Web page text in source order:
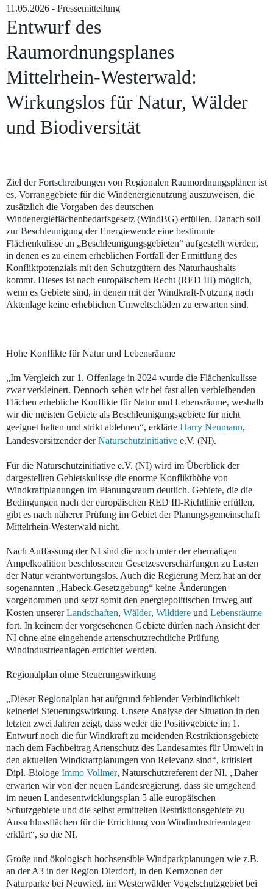
11.05.2026 - Pressemitteilung
Entwurf des
Raumordnungsplanes
Mittelrhein-Westerwald:
Wirkungslos für Natur, Wälder
und Biodiversität
Noch unzerschnittene und nicht zerstörte Wälder im Westerwald – Bild:
Ziel der Fortschreibungen von Regionalen Raumordnungsplänen ist
es, Vorranggebiete für die Windenergienutzung auszuweisen, die
zusätzlich die Vorgaben des deutschen
Windenergieflächenbedarfsgesetz (WindBG) erfüllen. Danach soll
zur Beschleunigung der Energiewende eine bestimmte
Flächenkulisse an „Beschleunigungsgebieten“ aufgestellt werden,
in denen es zu einem erheblichen Fortfall der Ermittlung des
Konfliktpotenzials mit den Schutzgütern des Naturhaushalts
kommt. Dieses ist nach europäischem Recht (RED III) möglich,
wenn es Gebiete sind, in denen mit der Windkraft-Nutzung nach
Aktenlage keine erheblichen Umweltschäden zu erwarten sind.
Hohe Konflikte für Natur und Lebensräume
„Im Vergleich zur 1. Offenlage in 2024 wurde die Flächenkulisse
zwar verkleinert. Dennoch sehen wir bei fast allen verbleibenden
Flächen erhebliche Konflikte für Natur und Lebensräume, weshalb
wir die meisten Gebiete als Beschleunigungsgebiete für nicht
geeignet halten und strikt ablehnen“, erklärte Harry Neumann,
Landesvorsitzender derNaturschutzinitiative e.V. (NI).
Für die Naturschutzinitiative e.V. (NI) wird im Überblick der
dargestellten Gebietskulisse die enorme Konflikthöhe von
Windkraftplanungen im Planungsraum deutlich. Gebiete, die die
Bedingungen nach der europäischen RED III-Richtlinie erfüllen,
gibt es nach näherer Prüfung im Gebiet der Planungsgemeinschaft
Mittelrhein-Westerwald nicht.
Nach Auffassung der NI sind die noch unter der ehemaligen
Ampelkoalition beschlossenen Gesetzesverschärfungen zu Lasten
der Natur verantwortungslos. Auch die Regierung Merz hat an der
sogenannten „Habeck-Gesetzgebung“ keine Änderungen
vorgenommen und setzt somit den energiepolitischen Irrweg auf
Kosten unsererLandschaften, Wälder, Wildtiere und Lebensräume
fort. In keinem der vorgesehenen Gebiete dürfen nach Ansicht der
NI ohne eine eingehende artenschutzrechtliche Prüfung
Windindustrieanlagen errichtet werden.
Regionalplan ohne Steuerungswirkung
„Dieser Regionalplan hat aufgrund fehlender Verbindlichkeit
keinerlei Steuerungswirkung. Unsere Analyse der Situation in den
letzten zwei Jahren zeigt, dass weder die Positivgebiete im 1.
Entwurf noch die für Windkraft zu meidenden Restriktionsgebiete
nach dem Fachbeitrag Artenschutz des Landesamtes für Umwelt in
den aktuellen Windkraftplanungen von Relevanz sind“, kritisiert
Dipl.-Biologe Immo Vollmer, Naturschutzreferent der NI. „Daher
erwarten wir von der neuen Landesregierung, dass sie umgehend
im neuen Landesentwicklungsplan 5 alle europäischen
Schutzgebiete und die selbst ermittelten Restriktionsgebiete zu
Ausschlussflächen für die Errichtung von Windindustrieanlagen
erklärt“, so die NI.
Große und ökologisch hochsensible Windparkplanungen wie z.B.
an der A3 in der Region Dierdorf, in den Kernzonen der
Naturparke bei Neuwied, im Westerwälder Vogelschutzgebiet bei